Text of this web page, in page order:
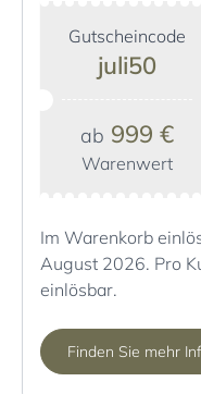
Gutscheincode
juli50
ab 999 €
Warenwert
Im Warenkorb
August 2026. Pro
einlösbar.
Finden Sie mehr